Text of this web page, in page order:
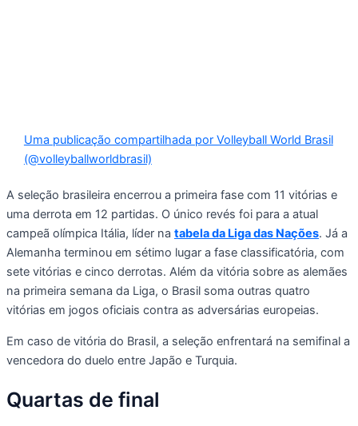
Uma publicação compartilhada por Volleyball World Brasil
(@volleyballworldbrasil)
A seleção brasileira encerrou a primeira fase com 11 vitórias e
uma derrota em 12 partidas. O único revés foi para a atual
campeã olímpica Itália, líder na tabela da Liga das Nações. Já a
Alemanha terminou em sétimo lugar a fase classificatória, com
sete vitórias e cinco derrotas. Além da vitória sobre as alemães
na primeira semana da Liga, o Brasil soma outras quatro
vitórias em jogos oficiais contra as adversárias europeias.
Em caso de vitória do Brasil, a seleção enfrentará na semifinal a
vencedora do duelo entre Japão e Turquia.
Quartas de final